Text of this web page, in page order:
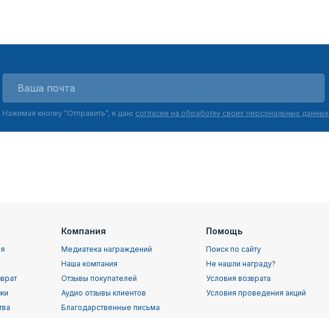
Нажимая кнопку "Отправить", я даю согласие на обработку своих персональных данных
Компания
Медиатека награждений
Наша компания
Отзывы покупателей
Аудио отзывы клиентов
Благодарственные письма
Помощь
Поиск по сайту
Не нашли награду?
Условия возврата
Условия проведения акций